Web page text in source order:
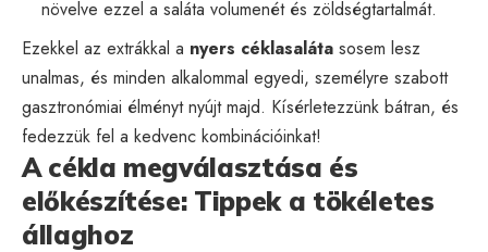
növelve ezzel a saláta volumenét és zöldségtartalmát.
Ezekkel az extrákkal a nyers céklasaláta sosem lesz
unalmas, és minden alkalommal egyedi, személyre szabott
gasztronómiai élményt nyújt majd. Kísérletezzünk bátran, és
fedezzük fel a kedvenc kombinációinkat!
A cékla megválasztása és
előkészítése: Tippek a tökéletes
állaghoz